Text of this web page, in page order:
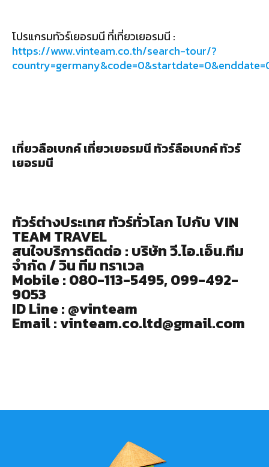
โปรแกรมทัวร์เยอรมนี ที่เที่ยวเยอรมนี :
https://www.vinteam.co.th/search-tour/?
เที่ยวลือเบกค์ เที่ยวเยอรมนี ทัวร์ลือเบกค์ ทัวร์
เยอรมนี
ทัวร์ต่างประเทศ ทัวร์ทั่วโลก ไปกับ VIN
TEAM TRAVEL
สนใจบริการติดต่อ : บริษัท วี.ไอ.เอ็น.ทีม
จำกัด / วิน ทีม ทราเวล
Mobile : 080-113-5495, 099-492-
9053
ID Line : @vinteam
Email : vinteam.co.ltd@gmail.com